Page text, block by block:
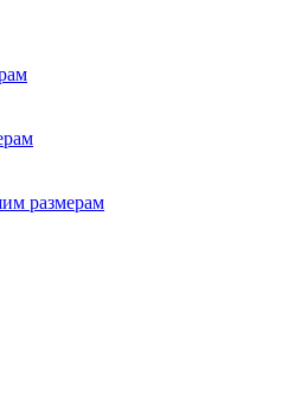
размерам